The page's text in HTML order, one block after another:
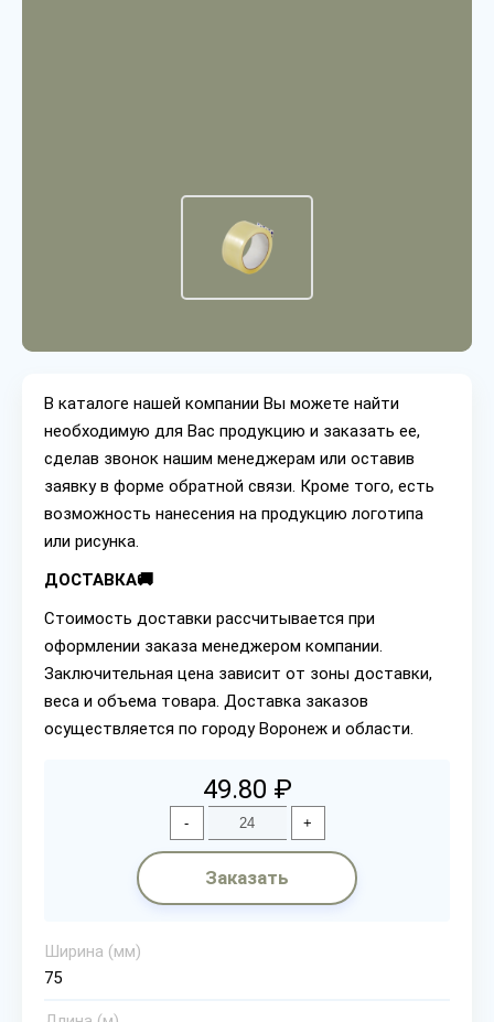
В каталоге нашей компании Вы можете найти
необходимую для Вас продукцию и заказать ее,
сделав звонок нашим менеджерам или оставив
заявку в форме обратной связи. Кроме того, есть
возможность нанесения на продукцию логотипа
или рисунка.
ДОСТАВКА🚚
Стоимость доставки рассчитывается при
оформлении заказа менеджером компании.
Заключительная цена зависит от зоны доставки,
веса и объема товара. Доставка заказов
осуществляется по городу Воронеж и области.
49.80 ₽
- +
Заказать
Ширина (мм)
75